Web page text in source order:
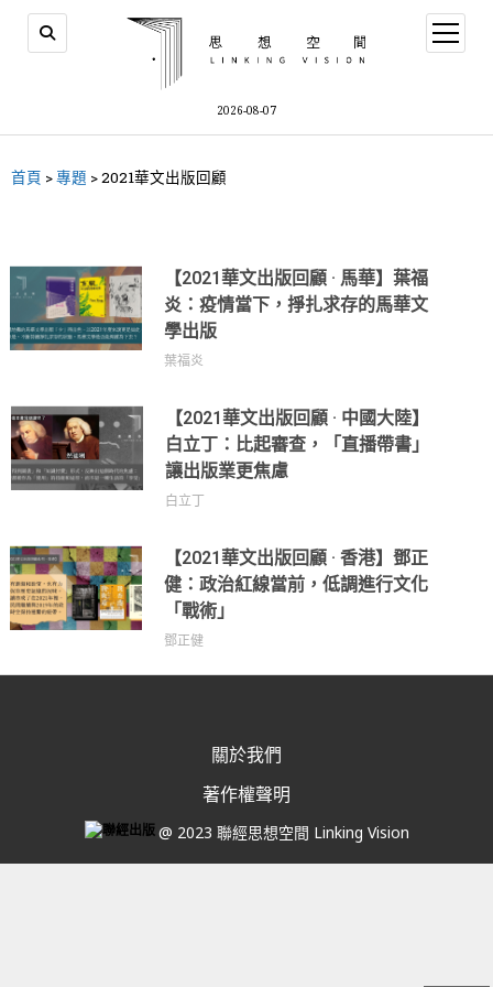
2026-08-07
首頁 >專題 >2021華文出版回顧
【2021華文出版回顧 · 馬華】葉福
炎：疫情當下，掙扎求存的馬華文
學出版
葉福炎
【2021華文出版回顧 · 中國大陸】
白立丁：比起審查，「直播帶書」
讓出版業更焦慮
白立丁
【2021華文出版回顧 · 香港】鄧正
健：政治紅線當前，低調進行文化
「戰術」
鄧正健
關於我們
著作權聲明
@ 2023 聯經思想空間 Linking Vision